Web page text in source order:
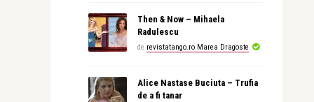
Then & Now – Mihaela
Radulescu
de revistatango.ro Marea Dragoste
Alice Nastase Buciuta – Trufia
de a fi tanar